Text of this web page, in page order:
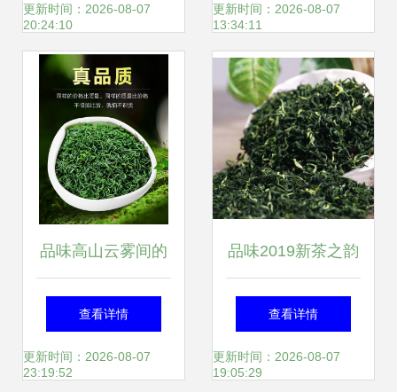
美学
更新时间：2026-08-07
20:24:10
冲饮蜂蜜菊花冰糖
更新时间：2026-08-07
13:34:11
品味高山云雾间的
春意盎然——2019
新茶高山云雾炒青
查看详情
更新时间：2026-08-07
23:19:52
品味2019新茶之韵
明前碧螺春，清香
与浓香的交融
查看详情
更新时间：2026-08-07
19:05:29